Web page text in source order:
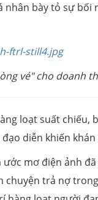
bày tỏ sự
vé" cho doanh
loạt suất chiếu,
diễn khiến khán
mơ điện ảnh
chuyện trả nợ